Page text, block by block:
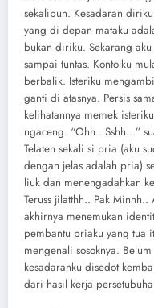
sekalipun. Kesadaran
yang di depan mataku
bukan diriku. Sekarang
sampai tuntas. Kontolku
berbalik. Isteriku
ganti di atasnya. Persis
kelihatannya memek
ngaceng. “Ohh.. Sshh…”
Telaten sekali si pria (aku
dengan jelas adalah pria)
liuk dan menengadahkan
Teruss jilatthh.. Pak
akhirnya menemukan
pembantu priaku yang tua
mengenali sosoknya.
kesadaranku disedot
dari hasil kerja